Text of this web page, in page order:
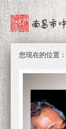
您现在的位置：